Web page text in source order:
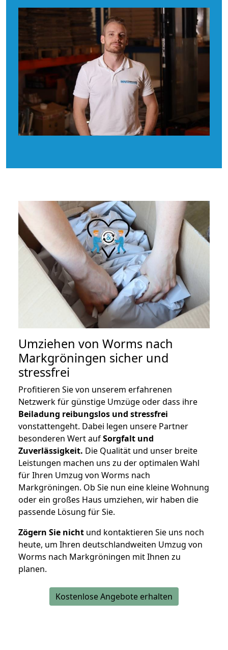
Umziehen von Worms nach
Markgröningen sicher und
stressfrei
Profitieren Sie von unserem erfahrenen
Netzwerk für günstige Umzüge oder dass ihre
Beiladung reibungslos und stressfrei
vonstattengeht. Dabei legen unsere Partner
besonderen Wert aufSorgfalt und
Zuverlässigkeit. Die Qualität und unser breite
Leistungen machen uns zu der optimalen Wahl
für Ihren Umzug von Worms nach
Markgröningen. Ob Sie nun eine kleine Wohnung
oder ein großes Haus umziehen, wir haben die
passende Lösung für Sie.
Zögern Sie nicht und kontaktieren Sie uns noch
heute, um Ihren deutschlandweiten Umzug von
Worms nach Markgröningen mit Ihnen zu
planen.
Kostenlose Angebote erhalten